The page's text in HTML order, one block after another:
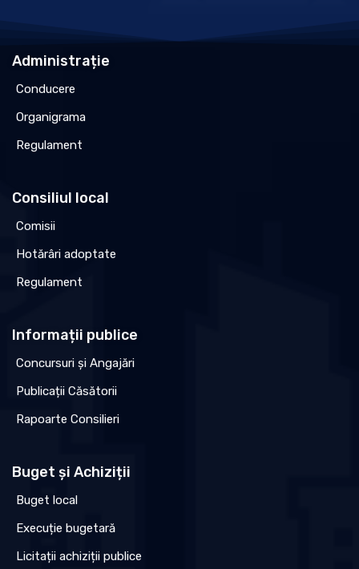
Administrație
Conducere
Organigrama
Regulament
Consiliul local
Comisii
Hotărâri adoptate
Regulament
Informații publice
Concursuri și Angajări
Publicații Căsătorii
Rapoarte Consilieri
Buget și Achiziții
Buget local
Execuție bugetară
Licitații achiziții publice